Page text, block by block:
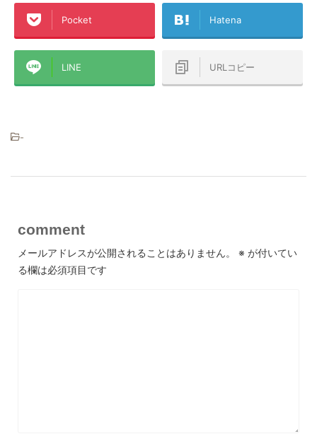
Pocket Hatena
LINE URLコピー
-
comment
メールアドレスが公開されることはありません。 ※ が付いてい
る欄は必須項目です